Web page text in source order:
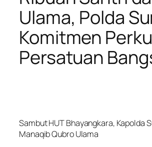
Ulama, Polda
Komitmen
Persatuan
Sambut HUT Bhayangkara, Kapolda
Manaqib Qubro Ulama